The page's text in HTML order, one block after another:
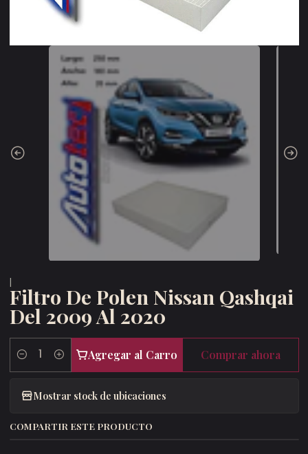
Filtro De Polen Nissan Qashqai
Del 2009 Al 2020
Cantidad
Agregar al Carro Comprar ahora
Mostrar stock de ubicaciones
COMPARTIR ESTE PRODUCTO